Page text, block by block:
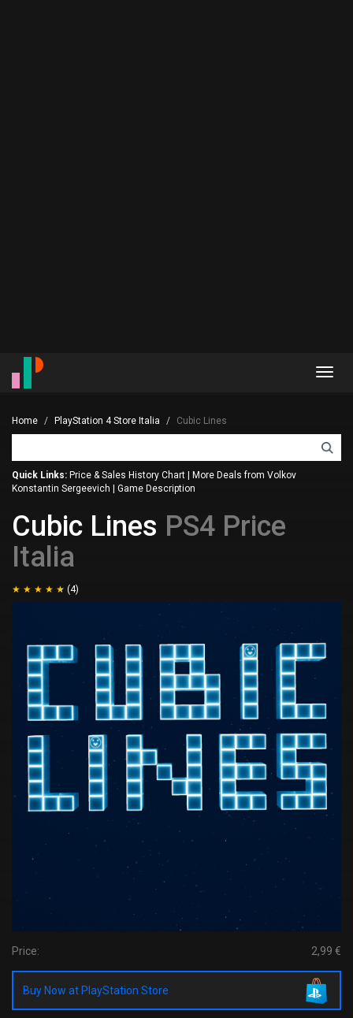
Home PlayStation 4 Store Italia Cubic Lines
Quick Links: Price & Sales History Chart
More Deals from Volkov
Konstantin Sergeevich
Game Description
Cubic Lines PS4 Price
Italia
(4)
Price: 2,99 €
Buy Now at PlayStation Store